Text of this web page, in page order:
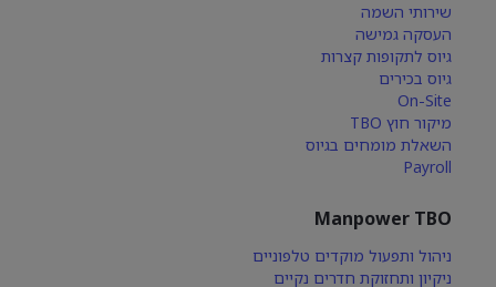
שירותי השמה
העסקה גמישה
גיוס לתקופות קצרות
גיוס בכירים
On-Site
מיקור חוץ TBO
השאלת מומחים בגיוס
Payroll
Manpower TBO
ניהול ותפעול מוקדים טלפוניים
ניקיון ותחזוקת חדרים נקיים